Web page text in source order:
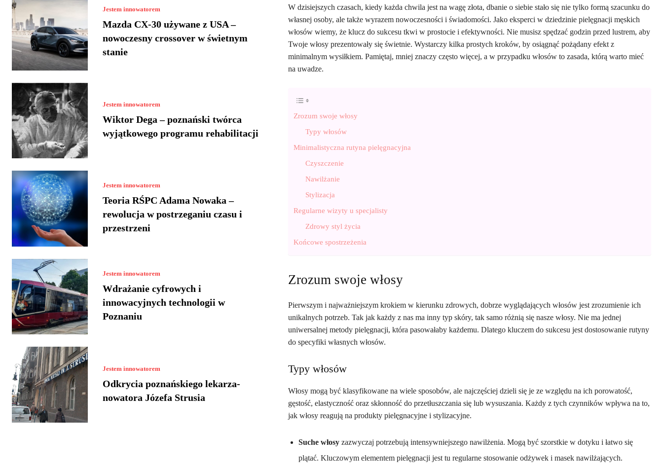
Jestem innowatorem
Mazda CX-30 używane z USA –
nowoczesny crossover w świetnym
stanie
Jestem innowatorem
Wiktor Dega – poznański twórca
wyjątkowego programu rehabilitacji
Jestem innowatorem
Teoria RŚPC Adama Nowaka –
rewolucja w postrzeganiu czasu i
przestrzeni
Jestem innowatorem
Wdrażanie cyfrowych i
innowacyjnych technologii w
Poznaniu
Jestem innowatorem
Odkrycia poznańskiego lekarza-
nowatora Józefa Strusia
W dzisiejszych czasach, kiedy każda chwila jest na wagę złota, dbanie o siebie stało się nie tylko formą szacunku do
własnej osoby, ale także wyrazem nowoczesności i świadomości. Jako eksperci w dziedzinie pielęgnacji męskich
włosów wiemy, że klucz do sukcesu tkwi w prostocie i efektywności. Nie musisz spędzać godzin przed lustrem, aby
Twoje włosy prezentowały się świetnie. Wystarczy kilka prostych kroków, by osiągnąć pożądany efekt z
minimalnym wysiłkiem. Pamiętaj, mniej znaczy często więcej, a w przypadku włosów to zasada, którą warto mieć
na uwadze.
Zrozum swoje włosy
Typy włosów
Minimalistyczna rutyna pielęgnacyjna
Czyszczenie
Nawilżanie
Stylizacja
Regularne wizyty u specjalisty
Zdrowy styl życia
Końcowe spostrzeżenia
Zrozum swoje włosy
Pierwszym i najważniejszym krokiem w kierunku zdrowych, dobrze wyglądających włosów jest zrozumienie ich
unikalnych potrzeb. Tak jak każdy z nas ma inny typ skóry, tak samo różnią się nasze włosy. Nie ma jednej
uniwersalnej metody pielęgnacji, która pasowałaby każdemu. Dlatego kluczem do sukcesu jest dostosowanie rutyny
do specyfiki własnych włosów.
Typy włosów
Włosy mogą być klasyfikowane na wiele sposobów, ale najczęściej dzieli się je ze względu na ich porowatość,
gęstość, elastyczność oraz skłonność do przetłuszczania się lub wysuszania. Każdy z tych czynników wpływa na to,
jak włosy reagują na produkty pielęgnacyjne i stylizacyjne.
Suche włosy zazwyczaj potrzebują intensywniejszego nawilżenia. Mogą być szorstkie w dotyku i łatwo się
plątać. Kluczowym elementem pielęgnacji jest tu regularne stosowanie odżywek i masek nawilżających.